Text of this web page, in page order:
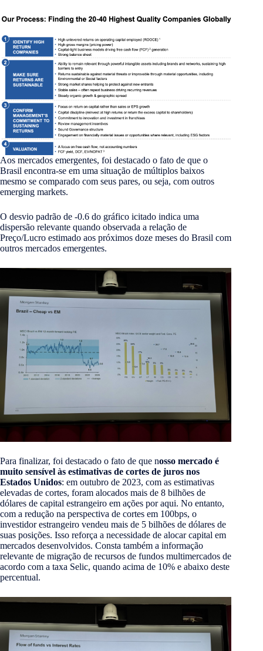
Aos mercados emergentes, foi destacado o fato de que o
Brasil encontra-se em uma situação de múltiplos baixos
mesmo se comparado com seus pares, ou seja, com outros
emerging markets.
O desvio padrão de -0.6 do gráfico icitado indica uma
dispersão relevante quando observada a relação de
Preço/Lucro estimado aos próximos doze meses do Brasil com
outros mercados emergentes.
Para finalizar, foi destacado o fato de que nosso mercado é
muito sensível às estimativas de cortes de juros nos
Estados Unidos: em outubro de 2023, com as estimativas
elevadas de cortes, foram alocados mais de 8 bilhões de
dólares de capital estrangeiro em ações por aqui. No entanto,
com a redução na perspectiva de cortes em 100bps, o
investidor estrangeiro vendeu mais de 5 bilhões de dólares de
suas posições. Isso reforça a necessidade de alocar capital em
mercados desenvolvidos. Consta também a informação
relevante de migração de recursos de fundos multimercados de
acordo com a taxa Selic, quando acima de 10% e abaixo deste
percentual.